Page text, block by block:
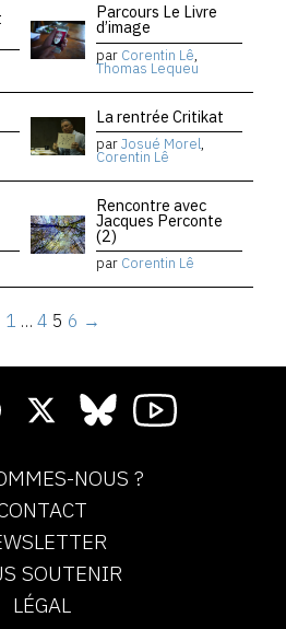
Parcours Le Livre
d’image
par Corentin Lê,
Thomas Lequeu
La rentrée Critikat
parJosué Morel,
Corentin Lê
Rencontre avec
Jacques Perconte
(2)
par Corentin Lê
1 … 4 5 6 →
NOUS ?
SOUTENIR
LÉGAL